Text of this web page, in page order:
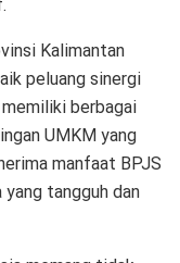
Kalimantan
peluang sinergi
berbagai
UMKM yang
manfaat BPJS
yang tangguh dan